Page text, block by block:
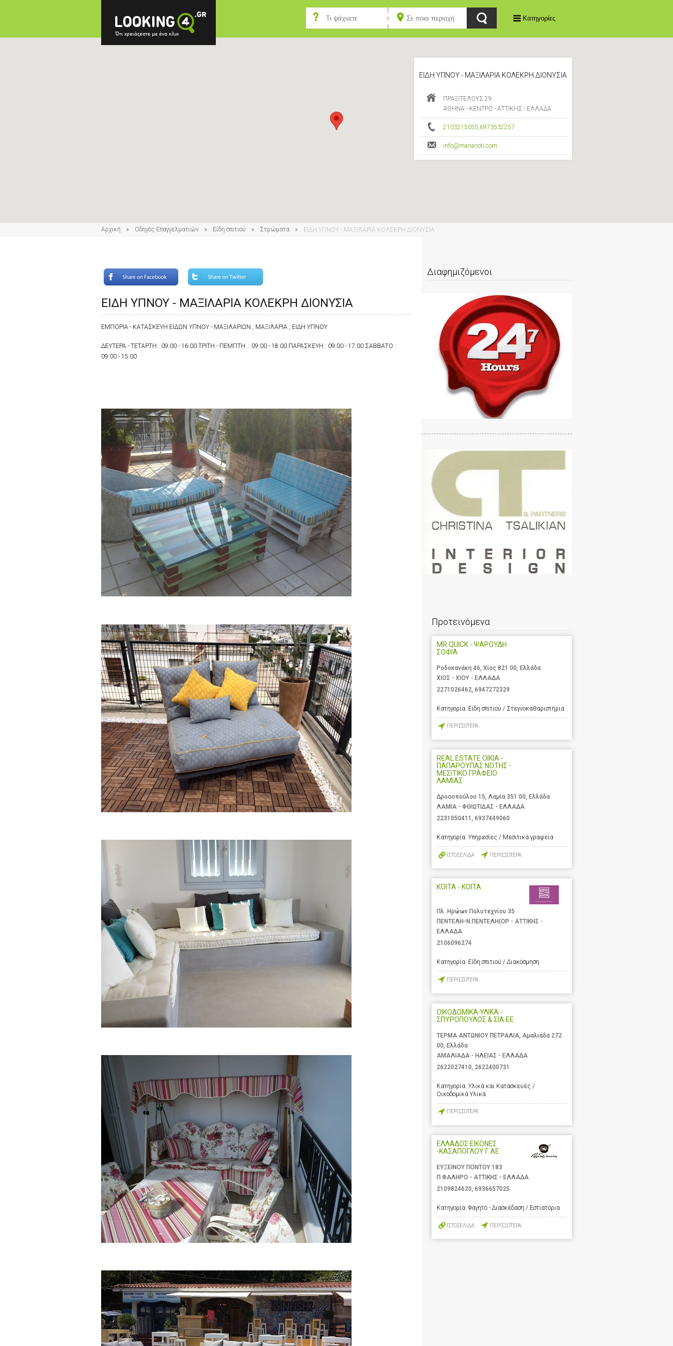
Κατηγορίες
ΕΙΔΗ ΥΠΝΟΥ - ΜΑΞΙΛΑΡΙΑ ΚΟΛΕΚΡΗ ΔΙΟΝΥΣΙΑ
ΠΡΑΞΙΤΕΛΟΥΣ 29
ΑΘΗΝΑ - ΚΕΝΤΡΟ - ΑΤΤΙΚΗΣ - ΕΛΛΑΔΑ
2103215055 6973532257
info@manarioti.com
Αρχική Οδηγός Επαγγελματιών Είδη σπιτιού Στρώματα ΕΙΔΗ ΥΠΝΟΥ - ΜΑΞΙΛΑΡΙΑ ΚΟΛΕΚΡΗ ΔΙΟΝΥΣΙΑ
ΕΙΔΗ ΥΠΝΟΥ - ΜΑΞΙΛΑΡΙΑ ΚΟΛΕΚΡΗ ΔΙΟΝΥΣΙΑ
ΕΜΠΟΡΙΑ - ΚΑΤΑΣΚΕΥΗ ΕΙΔΩΝ ΥΠΝΟΥ - ΜΑΞΙΛΑΡΙΩΝ , ΜΑΞΙΛΑΡΙΑ , ΕΙΔΗ ΥΠΝΟΥ
ΔΕΥΤΕΡΑ - ΤΕΤΑΡΤΗ : 09:00 - 16:00 ΤΡΙΤΗ - ΠΕΜΠΤΗ : 09:00 - 18:00 ΠΑΡΑΣΚΕΥΗ : 09:00 - 17:00 ΣΑΒΒΑΤΟ :
09:00 - 15:00
Διαφημιζόμενοι
Προτεινόμενα
MR QUICK - ΨΑΡΟΥΔΗ
ΣΟΦΙΑ
Ροδοκανάκη 46, Χίος 821 00, Ελλάδα
ΧΙΟΣ - ΧΙΟΥ - ΕΛΛΑΔΑ
2271026462 6947272329
Κατηγορία: Είδη σπιτιού / Στεγνοκαθαριστήρια
ΠΕΡΙΣΣΟΤΕΡΑ
REAL ESTATE OIKIA -
ΠΑΠΑΡΟΥΠΑΣ ΝΟΤΗΣ -
ΜΕΣΙΤΙΚΟ ΓΡΑΦΕΙΟ
ΛΑΜΙΑΣ
Δροσοπούλου 15, Λαμία 351 00, Ελλάδα
ΛΑΜΙΑ - ΦΘΙΩΤΙΔΑΣ - ΕΛΛΑΔΑ
2231050411 , 6937449060
Κατηγορία: Υπηρεσίες / Μεσιτικά γραφεία
ΙΣΤΟΣΕΛΙΔΑ ΠΕΡΙΣΣΟΤΕΡΑ
ΚΟΙΤΑ - ΚΟΙΤΑ
Πλ. Ηρώων Πολυτεχνίου 35
ΠΕΝΤΕΛΗ-Ν.ΠΕΝΤΕΛΗ(ΟΡ - ΑΤΤΙΚΗΣ -
ΕΛΛΑΔΑ
2106096274
Κατηγορία: Είδη σπιτιού / Διακόσμηση
ΠΕΡΙΣΣΟΤΕΡΑ
ΟΙΚΟΔΟΜΙΚΑ ΥΛΙΚΑ -
ΣΠΥΡΟΠΟΥΛΟΣ & ΣΙΑ ΕΕ
ΤΕΡΜΑ ΑΝΤΩΝΙΟΥ ΠΕΤΡΑΛΙΑ, Αμαλιάδα 272
00, Ελλάδα
ΑΜΑΛΙΑΔΑ - ΗΛΕΙΑΣ - ΕΛΛΑΔΑ
2622027410 2622400731
Κατηγορία: Υλικά και Κατασκευές /
Οικοδομικά Υλικά
ΠΕΡΙΣΣΟΤΕΡΑ
ΕΛΛΑΔΟΣ ΕΙΚΟΝΕΣ
-ΚΑΣΑΠΟΓΛΟΥ Γ ΑΕ
ΕΥΞΕΙΝΟΥ ΠΟΝΤΟΥ 183
Π.ΦΑΛΗΡΟ - ΑΤΤΙΚΗΣ - ΕΛΛΑΔΑ
2109824620, 6936657025
Κατηγορία: Φαγητό - Διασκέδαση / Εστιατόρια
ΙΣΤΟΣΕΛΙΔΑ ΠΕΡΙΣΣΟΤΕΡΑ